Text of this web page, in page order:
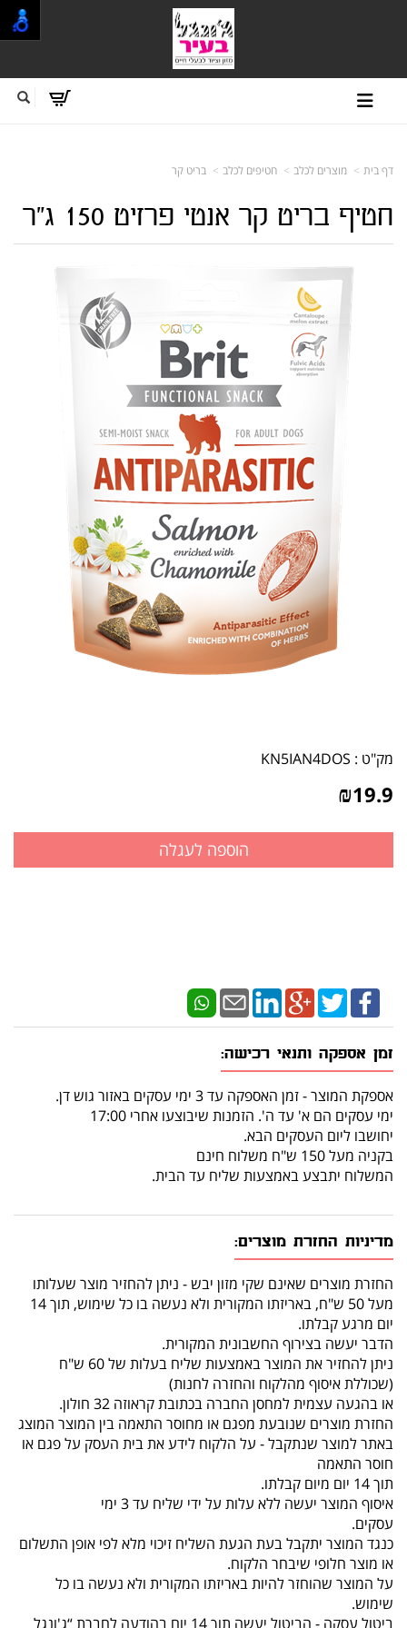
דף בית מוצרים לכלב חטיפים לכלב בריט קר
חטיף בריט קר אנטי פרזיט 150 ג"ר
מק"ט : KN5IAN4DOS
₪19.9
זמן אספקה ותנאי רכישה:
אספקת המוצר - זמן האספקה עד 3 ימי עסקים באזור גוש דן.
ימי עסקים הם א' עד ה'. הזמנות שיבוצעו אחרי 17:00
יחושבו ליום העסקים הבא.
בקניה מעל 150 ש"ח משלוח חינם
המשלוח יתבצע באמצעות שליח עד הבית.
מדיניות החזרת מוצרים:
החזרת מוצרים שאינם שקי מזון יבש - ניתן להחזיר מוצר שעלותו
מעל 50 ש"ח, באריזתו המקורית ולא נעשה בו כל שימוש, תוך 14
יום מרגע קבלתו.
הדבר יעשה בצירוף החשבונית המקורית.
ניתן להחזיר את המוצר באמצעות שליח בעלות של 60 ש"ח
(שכוללת איסוף מהלקוח והחזרה לחנות)
או בהגעה עצמית למחסן החברה בכתובת קראוזה 32 חולון.
החזרת מוצרים שנובעת מפגם או מחוסר התאמה בין המוצר המוצג
באתר למוצר שנתקבל - על הלקוח לידע את בית העסק על פגם או
חוסר התאמה
תוך 14 יום מיום קבלתו.
איסוף המוצר יעשה ללא עלות על ידי שליח עד 3 ימי
עסקים.
כנגד המוצר יתקבל בעת הגעת השליח זיכוי מלא לפי אופן התשלום
או מוצר חלופי שיבחר הלקוח.
על המוצר שהוחזר להיות באריזתו המקורית ולא נעשה בו כל
שימוש.
ביטול עסקה - הביטול יעשה תוך 14 יום בהודעה לחברת “ג'ונגל